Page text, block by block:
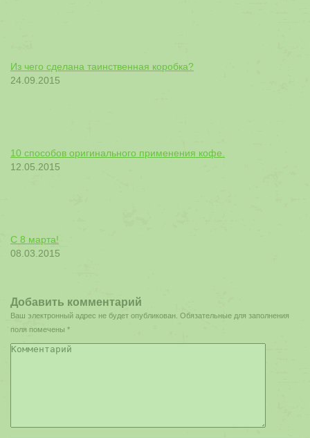
Из чего сделана таинственная коробка?
24.09.2015
10 способов оригинального применения кофе.
12.05.2015
С 8 марта!
08.03.2015
Добавить комментарий
Ваш электронный адрес не будет опубликован. Обязательные для заполнения
поля помечены *
Комментарий